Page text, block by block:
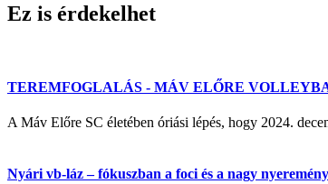
Ez is érdekelhet
TEREMFOGLALÁS - MÁV ELŐRE
A Máv Előre SC életében óriási lépés, hogy 2024.
Nyári vb-láz – fókuszban a foci és a nagy